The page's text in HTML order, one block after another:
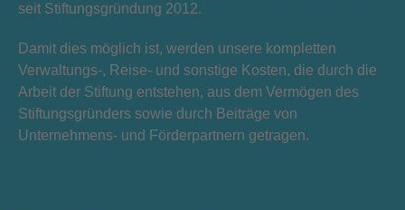
seit Stiftungsgründung 2012.
Damit dies möglich ist, werden unsere kompletten
Verwaltungs-, Reise- und sonstige Kosten, die durch die
Arbeit der Stiftung entstehen, aus dem Vermögen des
Stiftungsgründers sowie durch Beiträge von
Unternehmens- und Förderpartnern getragen.